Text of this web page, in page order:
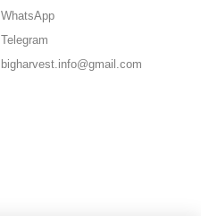
WhatsApp
Telegram
bigharvest.info@gmail.com